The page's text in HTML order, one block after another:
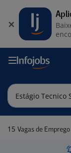
15 Vagas de Emprego de